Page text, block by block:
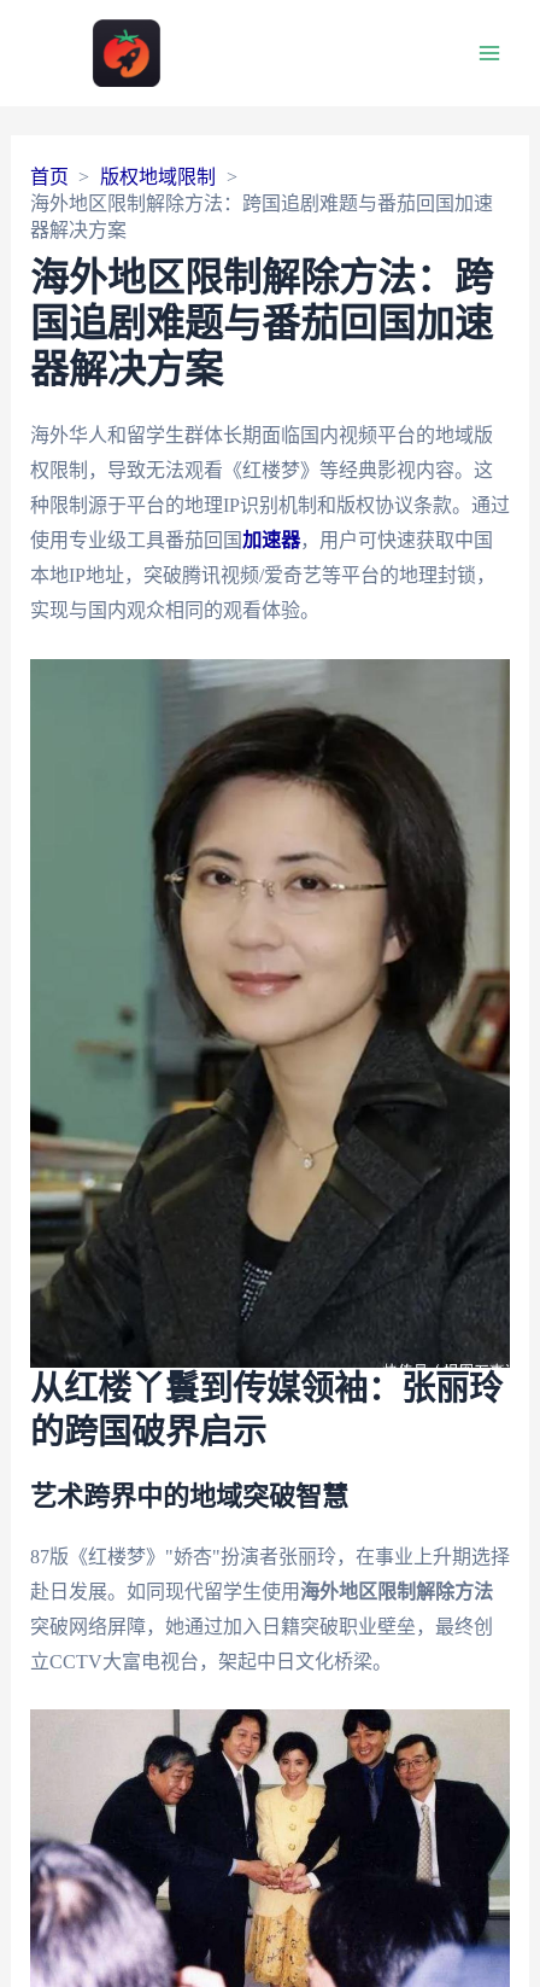
首页
版权地域限制
海外地区限制解除方法：跨国追剧难题与番茄回国加速
器解决方案
海外地区限制解除方法：跨
国追剧难题与番茄回国加速
器解决方案
海外华人和留学生群体长期面临国内视频平台的地域版
权限制，导致无法观看《红楼梦》等经典影视内容。这
种限制源于平台的地理IP识别机制和版权协议条款。通过
使用专业级工具番茄回国加速器，用户可快速获取中国
本地IP地址，突破腾讯视频/爱奇艺等平台的地理封锁，
实现与国内观众相同的观看体验。
从红楼丫鬟到传媒领袖：张丽玲
的跨国破界启示
艺术跨界中的地域突破智慧
87版《红楼梦》"娇杏"扮演者张丽玲，在事业上升期选择
赴日发展。如同现代留学生使用海外地区限制解除方法
突破网络屏障，她通过加入日籍突破职业壁垒，最终创
立CCTV大富电视台，架起中日文化桥梁。